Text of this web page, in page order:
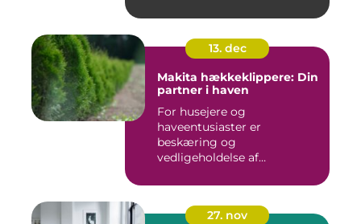
13. dec
Makita hækkeklippere: Din
partner i haven
For husejere og
haveentusiaster er
beskæring og
vedligeholdelse af
27. nov